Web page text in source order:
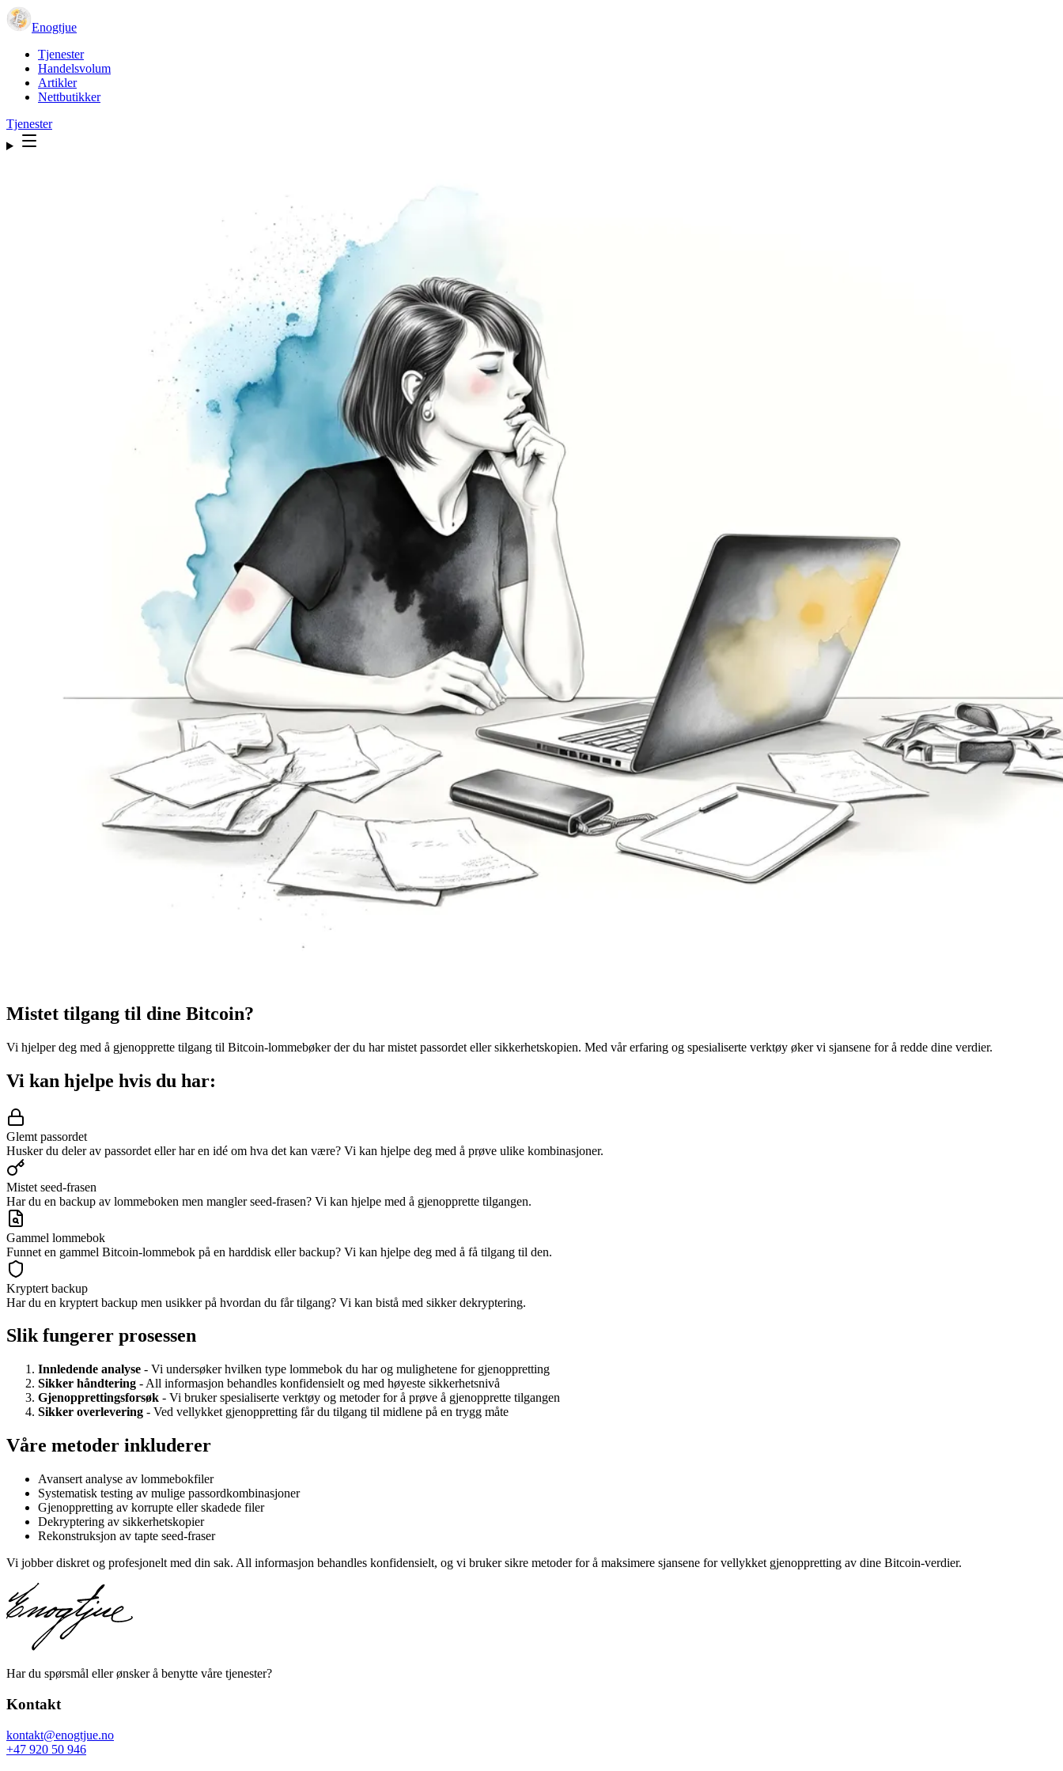
Enogtjue
Tjenester
Handelsvolum
Artikler
Nettbutikker
Tjenester
Mistet tilgang til dine Bitcoin?
Vi hjelper deg med å gjenopprette tilgang til Bitcoin-lommebøker der du har mistet passordet eller sikkerhetskopien. Med vår erfaring og spesialiserte verktøy øker vi sjansene for å redde dine verdier.
Vi kan hjelpe hvis du har:
Glemt passordet
Husker du deler av passordet eller har en idé om hva det kan være? Vi kan hjelpe deg med å prøve ulike kombinasjoner.
Mistet seed-frasen
Har du en backup av lommeboken men mangler seed-frasen? Vi kan hjelpe med å gjenopprette tilgangen.
Gammel lommebok
Funnet en gammel Bitcoin-lommebok på en harddisk eller backup? Vi kan hjelpe deg med å få tilgang til den.
Kryptert backup
Har du en kryptert backup men usikker på hvordan du får tilgang? Vi kan bistå med sikker dekryptering.
Slik fungerer prosessen
Innledende analyse - Vi undersøker hvilken type lommebok du har og mulighetene for gjenoppretting
Sikker håndtering - All informasjon behandles konfidensielt og med høyeste sikkerhetsnivå
Gjenopprettingsforsøk - Vi bruker spesialiserte verktøy og metoder for å prøve å gjenopprette tilgangen
Sikker overlevering - Ved vellykket gjenoppretting får du tilgang til midlene på en trygg måte
Våre metoder inkluderer
Avansert analyse av lommebokfiler
Systematisk testing av mulige passordkombinasjoner
Gjenoppretting av korrupte eller skadede filer
Dekryptering av sikkerhetskopier
Rekonstruksjon av tapte seed-fraser
Vi jobber diskret og profesjonelt med din sak. All informasjon behandles konfidensielt, og vi bruker sikre metoder for å maksimere sjansene for vellykket gjenoppretting av dine Bitcoin-verdier.
Har du spørsmål eller ønsker å benytte våre tjenester?
Kontakt
kontakt@enogtjue.no
+47 920 50 946